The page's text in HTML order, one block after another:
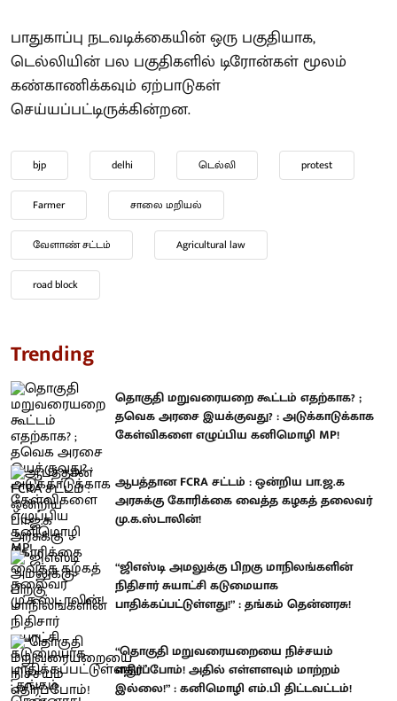
பாதுகாப்பு நடவடிக்கையின் ஒரு பகுதியாக,
டெல்லியின் பல பகுதிகளில் டிரோன்கள் மூலம்
கண்காணிக்கவும் ஏற்பாடுகள்
செய்யப்பட்டிருக்கின்றன.
bjp delhi டெல்லி protest
Farmer சாலை மறியல்
வேளாண் சட்டம் Agricultural law
road block
Trending
தொகுதி மறுவரையறை கூட்டம் எதற்காக? ;
தவெக அரசை இயக்குவது? : அடுக்காடுக்காக
கேள்விகளை எழுப்பிய கனிமொழி MP!
ஆபத்தான FCRA சட்டம் : ஒன்றிய பா.ஜ.க
அரசுக்கு கோரிக்கை வைத்த கழகத் தலைவர்
மு.க.ஸ்டாலின்!
“ஜிஎஸ்டி அமலுக்கு பிறகு மாநிலங்களின்
நிதிசார் சுயாட்சி கடுமையாக
பாதிக்கப்பட்டுள்ளது!” : தங்கம் தென்னரசு!
“தொகுதி மறுவரையறையை நிச்சயம்
எதிர்ப்போம்! அதில் எள்ளளவும் மாற்றம்
இல்லை!” : கனிமொழி எம்.பி திட்டவட்டம்!